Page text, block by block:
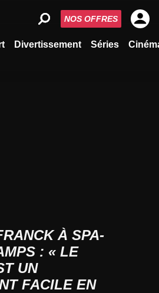
Divertissement Séries
NOS OFFRES
À SPA-
: « LE
UN
FACILE EN